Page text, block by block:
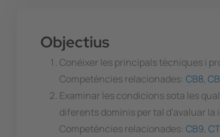
Objectius
Conéixer les principals tècniques i
Competències relacionades: CB8,
Examinar les condicions sota les
diferents dominis per tal d'avaluar
Competències relacionades: CB9,